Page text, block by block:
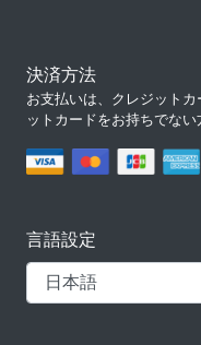
決済方法
お支払いは、クレジット
ットカードをお持ちでない
言語設定